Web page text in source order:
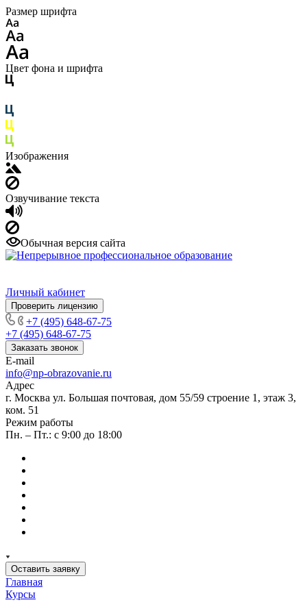
Размер шрифта
Цвет фона и шрифта
Изображения
Озвучивание текста
Обычная версия сайта
Личный кабинет
Проверить лицензию
+7 (495) 648-67-75
+7 (495) 648-67-75
Заказать звонок
E-mail
info@np-obrazovanie.ru
Адрес
г. Москва ул. Большая почтовая, дом 55/59 строение 1, этаж 3,
ком. 51
Режим работы
Пн. – Пт.: с 9:00 до 18:00
Оставить заявку
Главная
Курсы